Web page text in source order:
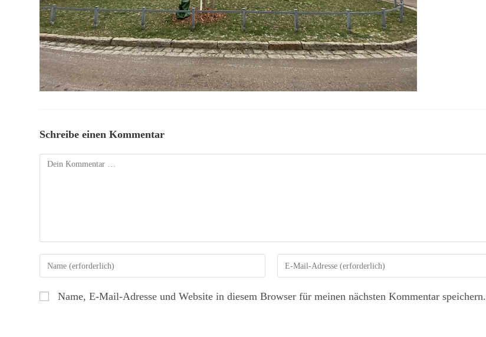
Schreibe einen Kommentar
Name, E-Mail-Adresse und Website in diesem Browser für meinen nächsten Kommentar speichern.